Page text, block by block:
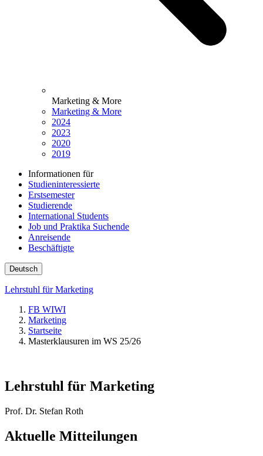
Marketing & More
Marketing & More
2024
2023
2020
2019
Informationen für
Studieninteressierte
Erstsemester
Studierende
International Students
Job und Praktika Suchende
Anreisende
Beschäftigte
Deutsch
Lehrstuhl für Marketing
FB WIWI
Marketing
Startseite
Masterklausuren im WS 25/26
Lehrstuhl für Marketing
Prof. Dr. Stefan Roth
Aktuelle Mitteilungen